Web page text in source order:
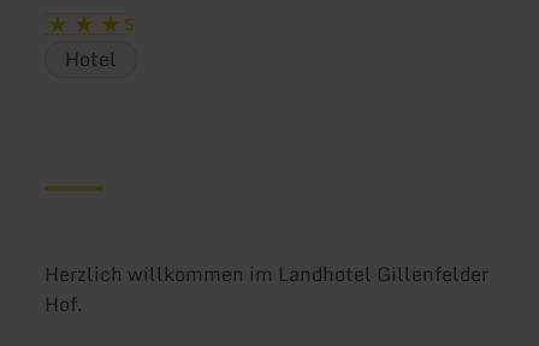
S
Hotel
Herzlich willkommen im Landhotel Gillenfelder
Hof.